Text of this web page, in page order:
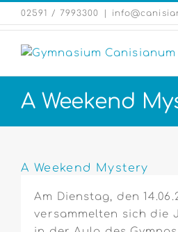
Zum
Inhalt
springen
02591 / 7993300
A Weekend
grösseres
A Weekend Mystery
Am Dienstag, den
versammelten sich die